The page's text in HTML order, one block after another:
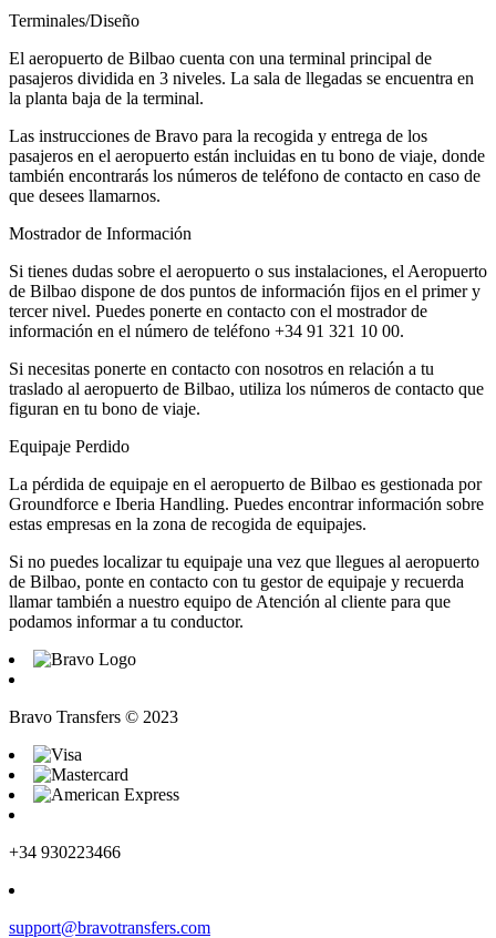
Terminales/Diseño
El aeropuerto de Bilbao cuenta con una terminal principal de
pasajeros dividida en 3 niveles. La sala de llegadas se encuentra en
la planta baja de la terminal.
Las instrucciones de Bravo para la recogida y entrega de los
pasajeros en el aeropuerto están incluidas en tu bono de viaje, donde
también encontrarás los números de teléfono de contacto en caso de
que desees llamarnos.
Mostrador de Información
Si tienes dudas sobre el aeropuerto o sus instalaciones, el Aeropuerto
de Bilbao dispone de dos puntos de información fijos en el primer y
tercer nivel. Puedes ponerte en contacto con el mostrador de
información en el número de teléfono +34 91 321 10 00.
Si necesitas ponerte en contacto con nosotros en relación a tu
traslado al aeropuerto de Bilbao, utiliza los números de contacto que
figuran en tu bono de viaje.
Equipaje Perdido
La pérdida de equipaje en el aeropuerto de Bilbao es gestionada por
Groundforce e Iberia Handling. Puedes encontrar información sobre
estas empresas en la zona de recogida de equipajes.
Si no puedes localizar tu equipaje una vez que llegues al aeropuerto
de Bilbao, ponte en contacto con tu gestor de equipaje y recuerda
llamar también a nuestro equipo de Atención al cliente para que
podamos informar a tu conductor.
Bravo Transfers © 2023
+34 930223466
support@bravotransfers.com